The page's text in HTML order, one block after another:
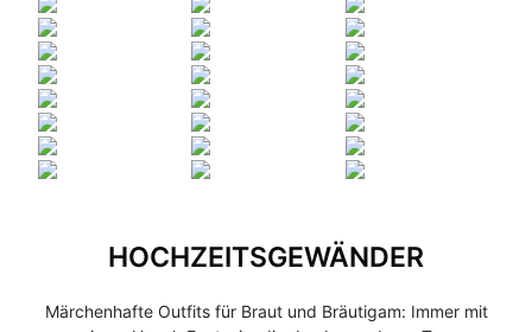
HOCHZEITSGEWÄNDER
Märchenhafte Outfits für Braut und Bräutigam: Immer mit